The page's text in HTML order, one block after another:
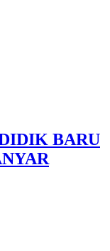
BARU